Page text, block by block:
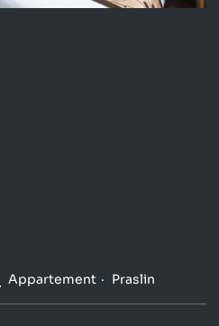
Appartement Praslin